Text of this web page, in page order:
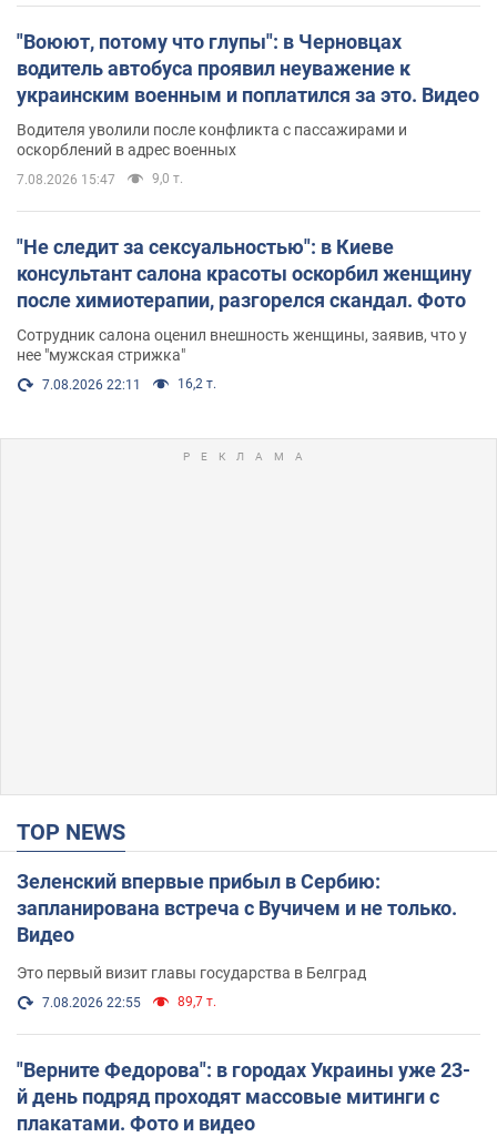
"Воюют, потому что глупы": в Черновцах
водитель автобуса проявил неуважение к
украинским военным и поплатился за это. Видео
Водителя уволили после конфликта с пассажирами и
оскорблений в адрес военных
7.08.2026 15:47 9,0 т.
"Не следит за сексуальностью": в Киеве
консультант салона красоты оскорбил женщину
после химиотерапии, разгорелся скандал. Фото
Сотрудник салона оценил внешность женщины, заявив, что у
нее "мужская стрижка"
7.08.2026 22:11 16,2 т.
TOP NEWS
Зеленский впервые прибыл в Сербию:
запланирована встреча с Вучичем и не только.
Видео
Это первый визит главы государства в Белград
7.08.2026 22:55 89,7 т.
"Верните Федорова": в городах Украины уже 23-
й день подряд проходят массовые митинги с
плакатами. Фото и видео